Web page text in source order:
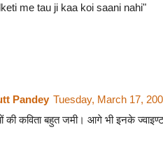
me tau ji kaa koi saani nahi"
Pandey Tuesday, March 17,
की कविता बहुत जमी। आगे भी इनके